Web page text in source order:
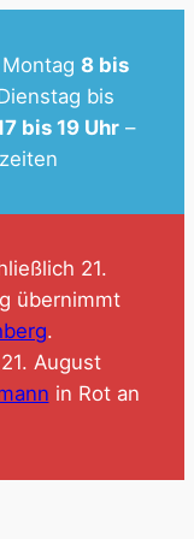
Montag 8 bis
bis
bis 19 Uhr–
21.
übernimmt
.
August
in Rot an